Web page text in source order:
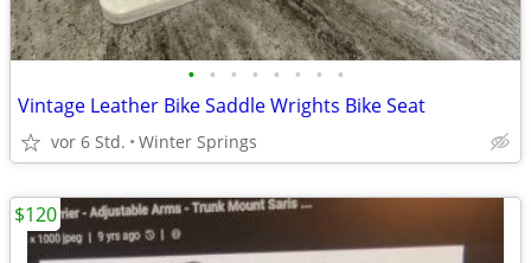
• • • • • • • •
Vintage Leather Bike Saddle Wrights Bike Seat
vor 6 Std. Winter Springs
$120